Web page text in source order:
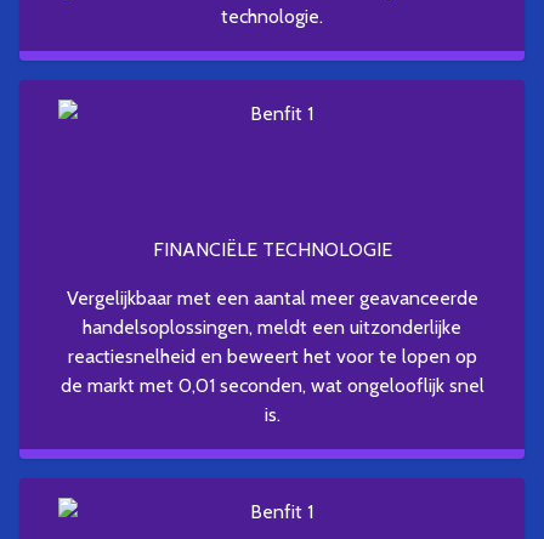
technologie.
FINANCIËLE TECHNOLOGIE
Vergelijkbaar met een aantal meer geavanceerde
handelsoplossingen, meldt een uitzonderlijke
reactiesnelheid en beweert het voor te lopen op
de markt met 0,01 seconden, wat ongelooflijk snel
is.